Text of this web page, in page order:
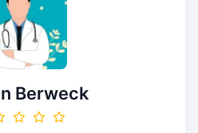
Berweck